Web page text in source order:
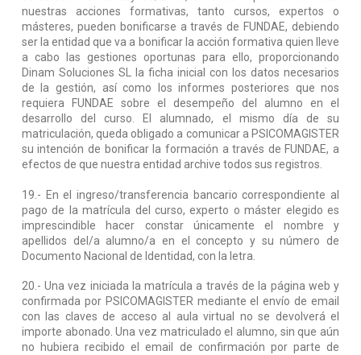
nuestras acciones formativas, tanto cursos, expertos o
másteres, pueden bonificarse a través de FUNDAE, debiendo
ser la entidad que va a bonificar la acción formativa quien lleve
a cabo las gestiones oportunas para ello, proporcionando
Dinam Soluciones SL la ficha inicial con los datos necesarios
de la gestión, así como los informes posteriores que nos
requiera FUNDAE sobre el desempeño del alumno en el
desarrollo del curso. El alumnado, el mismo día de su
matriculación, queda obligado a comunicar a PSICOMAGISTER
su intención de bonificar la formación a través de FUNDAE, a
efectos de que nuestra entidad archive todos sus registros.
19.- En el ingreso/transferencia bancario correspondiente al
pago de la matrícula del curso, experto o máster elegido es
imprescindible hacer constar únicamente el nombre y
apellidos del/a alumno/a en el concepto y su número de
Documento Nacional de Identidad, con la letra.
20.- Una vez iniciada la matrícula a través de la página web y
confirmada por PSICOMAGISTER mediante el envío de email
con las claves de acceso al aula virtual no se devolverá el
importe abonado. Una vez matriculado el alumno, sin que aún
no hubiera recibido el email de confirmación por parte de